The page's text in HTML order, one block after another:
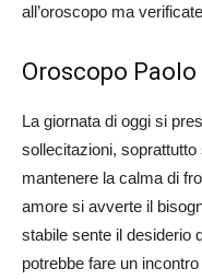
all’oroscopo ma
Oroscopo
La giornata di oggi si
sollecitazioni,
mantenere la calma di
amore si avverte il
stabile sente il desiderio
potrebbe fare un